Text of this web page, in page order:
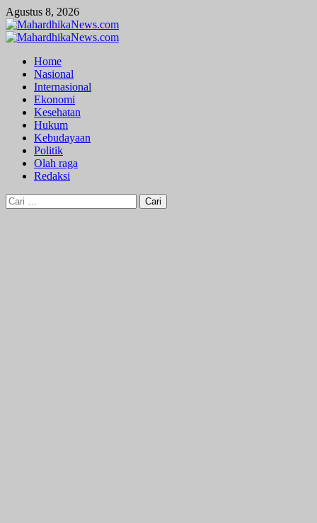
Skip
to
content
Agustus 8, 2026
Primary
Home
Nasional
Internasional
Ekonomi
Kesehatan
Hukum
Kebudayaan
Politik
Olah raga
Redaksi
Cari
untuk: